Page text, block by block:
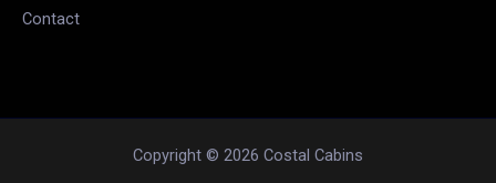
Contact
Copyright © 2026 Costal Cabins